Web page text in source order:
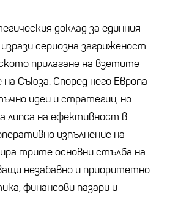
доклад за единния
сериозна загриженост
прилагане на взетите
Съюза. Според него Европа
идеи и стратегии, но
липса на ефективност в
изпълнение на
трите основни стълба на
незабавно и приоритетно
финансови пазари и